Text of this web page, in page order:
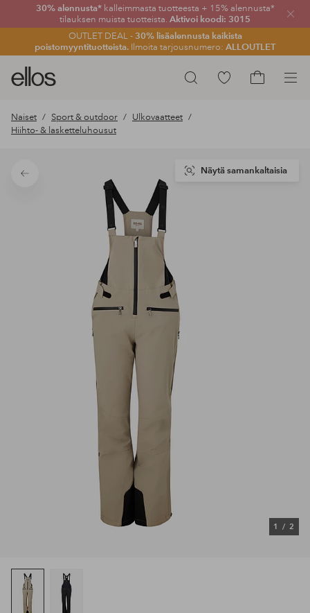
30% alennusta*kalleimmasta tuotteesta + 15% alennusta*
tilauksen muista tuotteista. Aktivoi koodi: 3015
OUTLET DEAL -30% lisäalennusta kaikista
poistomyyntituotteista. Ilmoita tarjousnumero: ALLOUTLET
Sulje
Hae
Ellos-
logo
siirry
Siirry
Naiset Sport & outdoor
Ulkovaatteet
Hiihto- & lasketteluhousut
Takaisin
1 / 2
Näytä samankaltaisia